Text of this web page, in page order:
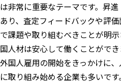
は非常に重要なテーマです。昇
あり、査定フィードバックや評
で課題や取り組むべきことが明
国人材は安心して働くことができ
外国人雇用の開始をきっかけに
に取り組み始める企業も多いです